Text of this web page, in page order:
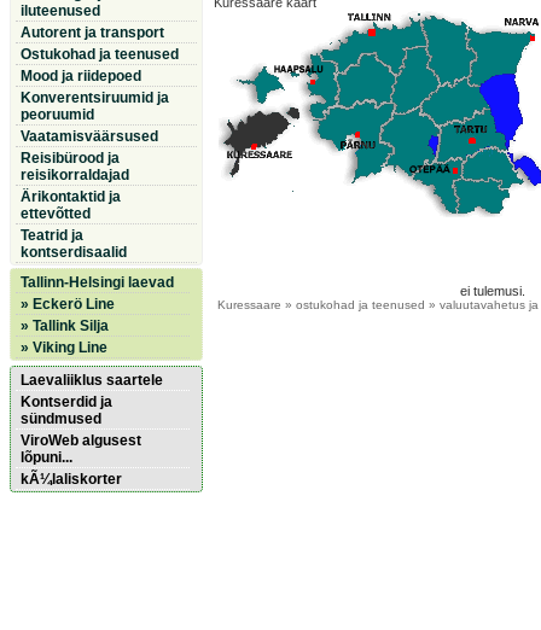
iluteenused
Autorent ja transport
Ostukohad ja teenused
Mood ja riidepoed
Konverentsiruumid ja
peoruumid
Vaatamisväärsused
Reisibürood ja
reisikorraldajad
Ärikontaktid ja
ettevõtted
Teatrid ja
kontserdisaalid
Tallinn-Helsingi laevad
» Eckerö Line
» Tallink Silja
» Viking Line
Laevaliiklus saartele
Kontserdid ja
sündmused
ViroWeb algusest
lõpuni...
kÃ¼laliskorter
ei tulemusi.
Kuressaare » ostukohad ja teenused » valuutavahetus